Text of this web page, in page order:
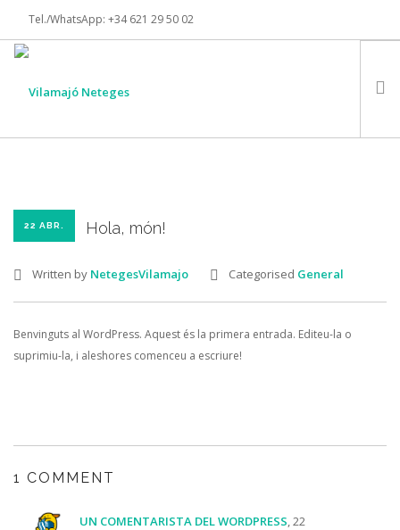
Tel./WhatsApp: +34 621 29 50 02
CERTIFICACIONS
22 ABR. Hola, món!
Written by NetegesVilamajo Categorised General
Benvinguts al WordPress. Aquest és la primera entrada. Editeu-la o
suprimiu-la, i aleshores comenceu a escriure!
1 COMMENT
UN COMENTARISTA DEL WORDPRESS, 22